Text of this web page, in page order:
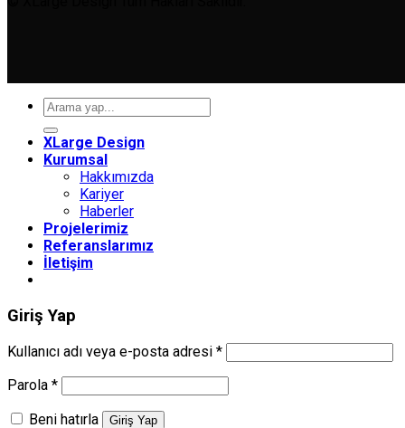
Ara:
XLarge Design
Kurumsal
Hakkımızda
Kariyer
Haberler
Projelerimiz
Referanslarımız
İletişim
Giriş Yap
Kullanıcı adı veya e-posta adresi *Gerekli
Parola *Gerekli
Beni hatırla Giriş Yap